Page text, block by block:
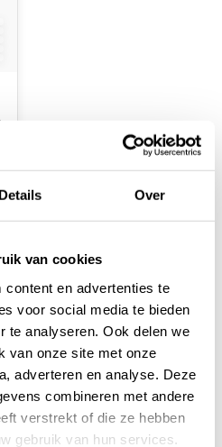
Details Over
van cookies
en advertenties te
voor social media te bieden
te analyseren. Ook delen we
van onze site met onze
adverteren en analyse. Deze
combineren met andere
verstrekt of die ze hebben
gebruik van hun services.
1